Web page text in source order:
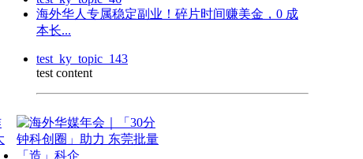
海外华人专属稳定副业！碎片时间赚美金，0 成
本长...
test_ky_topic_143
test content